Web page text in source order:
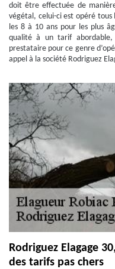
doit être effectuée de
végétal, celui-ci est opéré tous
les 8 à 10 ans pour les plus
qualité à un tarif
prestataire pour ce genre
appel à la société Rodriguez
Rodriguez Elagage
des tarifs pas chers